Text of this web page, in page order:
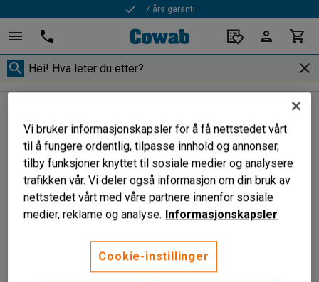
7 års garanti
Taklamper
Filtrer Sorter
Vi bruker informasjonskapsler for å få nettstedet vårt
til å fungere ordentlig, tilpasse innhold og annonser,
tilby funksjoner knyttet til sosiale medier og analysere
trafikken vår. Vi deler også informasjon om din bruk av
nettstedet vårt med våre partnere innenfor sosiale
medier, reklame og analyse. Informasjonskapsler
Cookie-instillinger